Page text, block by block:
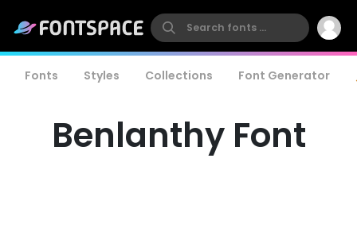
Fonts Styles Collections Font Generator
Benlanthy Font